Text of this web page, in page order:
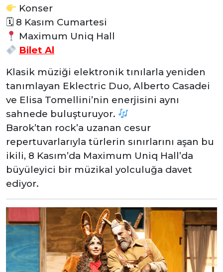
Konser
🗓 8 Kasım Cumartesi
Maximum Uniq Hall
Bilet Al
Klasik müziği elektronik tınılarla yeniden
tanımlayan Eklectric Duo, Alberto Casadei
ve Elisa Tomellini’nin enerjisini aynı
sahnede buluşturuyor.
Barok’tan rock’a uzanan cesur
repertuvarlarıyla türlerin sınırlarını aşan bu
ikili, 8 Kasım’da Maximum Uniq Hall’da
büyüleyici bir müzikal yolculuğa davet
ediyor.